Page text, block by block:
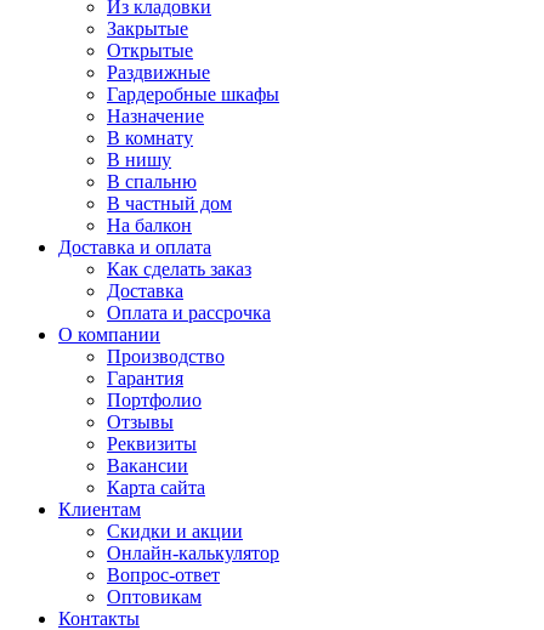
Из кладовки
Закрытые
Открытые
Раздвижные
Гардеробные шкафы
Назначение
В комнату
В нишу
В спальню
В частный дом
На балкон
Доставка и оплата
Как сделать заказ
Доставка
Оплата и рассрочка
О компании
Производство
Гарантия
Портфолио
Отзывы
Реквизиты
Вакансии
Карта сайта
Клиентам
Скидки и акции
Онлайн-калькулятор
Вопрос-ответ
Оптовикам
Контакты